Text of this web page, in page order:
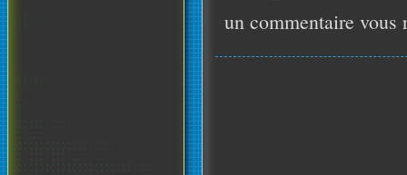
un commentaire vous